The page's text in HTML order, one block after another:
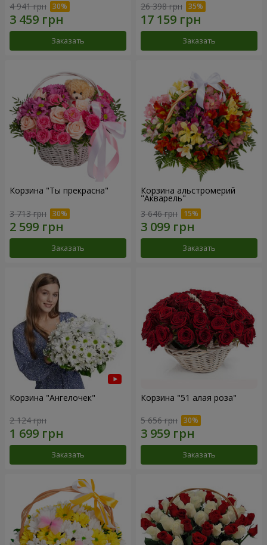
4 941 грн
Заказать
26 398 грн
Заказать
Корзина "Ты прекрасна"
3 713 грн
Заказать
Корзина альстромерий
"Акварель"
3 646 грн
Заказать
Корзина "Ангелочек"
2 124 грн
Заказать
Корзина "51 алая роза"
5 656 грн
Заказать